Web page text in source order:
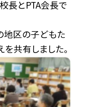
長とPTA会長で
地区の子どもた
共有しました。